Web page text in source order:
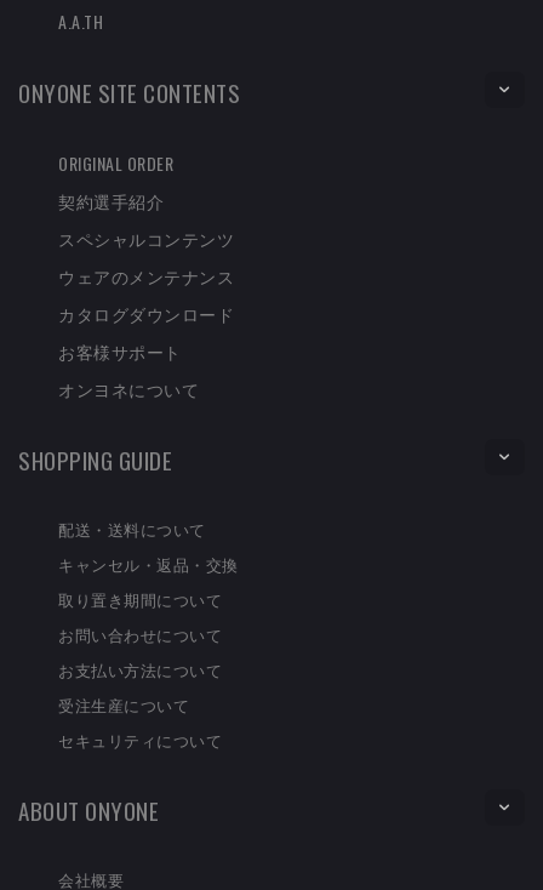
A.A.TH
ONYONE SITE CONTENTS
ORIGINAL ORDER
契約選手紹介
スペシャルコンテンツ
ウェアのメンテナンス
カタログダウンロード
お客様サポート
オンヨネについて
SHOPPING GUIDE
配送・送料について
キャンセル・返品・交換
取り置き期間について
お問い合わせについて
お支払い方法について
受注生産について
セキュリティについて
ABOUT ONYONE
会社概要